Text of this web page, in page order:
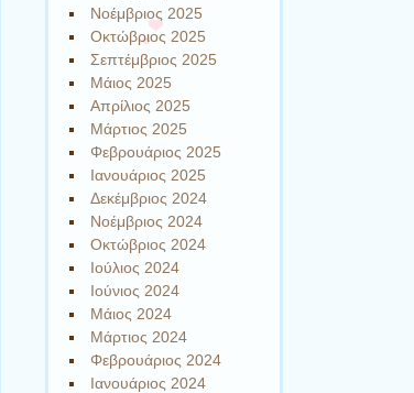
Νοέμβριος 2025
Οκτώβριος 2025
Σεπτέμβριος 2025
Μάιος 2025
Απρίλιος 2025
Μάρτιος 2025
Φεβρουάριος 2025
Ιανουάριος 2025
Δεκέμβριος 2024
Νοέμβριος 2024
Οκτώβριος 2024
Ιούλιος 2024
Ιούνιος 2024
Μάιος 2024
Μάρτιος 2024
Φεβρουάριος 2024
Ιανουάριος 2024